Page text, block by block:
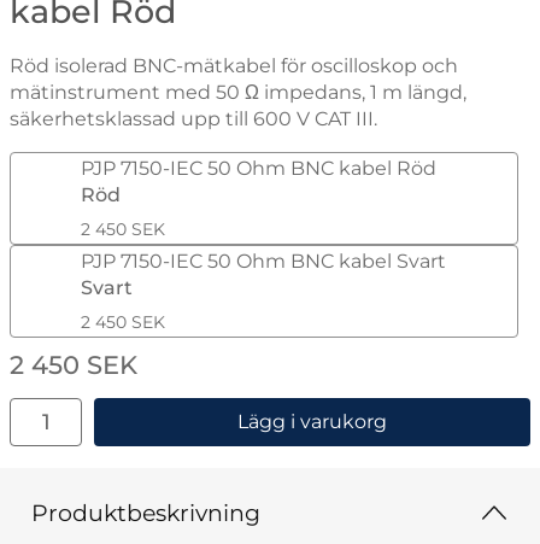
kabel Röd
Röd isolerad BNC-mätkabel för oscilloskop och
mätinstrument med 50 Ω impedans, 1 m längd,
säkerhetsklassad upp till 600 V CAT III.
Handla denna produkt PJP 7150-IEC 50 Ohm BNC
PJP 7150-IEC 50 Ohm BNC kabel Röd
Röd
2 450 SEK
PJP 7150-IEC 50 Ohm BNC kabel Svart
Svart
2 450 SEK
pris
2 450 SEK
antal
Lägg i varukorg
Produktbeskrivning